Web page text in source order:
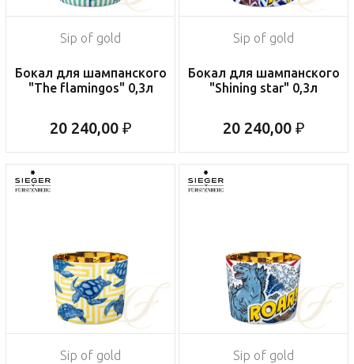
Sip of gold
Бокал для шампанского
"The flamingos" 0,3л
20 240,00 ₽
Sip of gold
Бокал для шампанского
"Shining star" 0,3л
20 240,00 ₽
Sip of gold Sip of gold